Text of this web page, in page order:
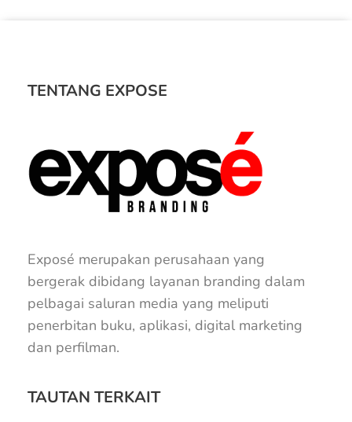
TENTANG EXPOSE
Exposé merupakan perusahaan yang
bergerak dibidang layanan branding dalam
pelbagai saluran media yang meliputi
penerbitan buku, aplikasi, digital marketing
dan perfilman.
TAUTAN TERKAIT